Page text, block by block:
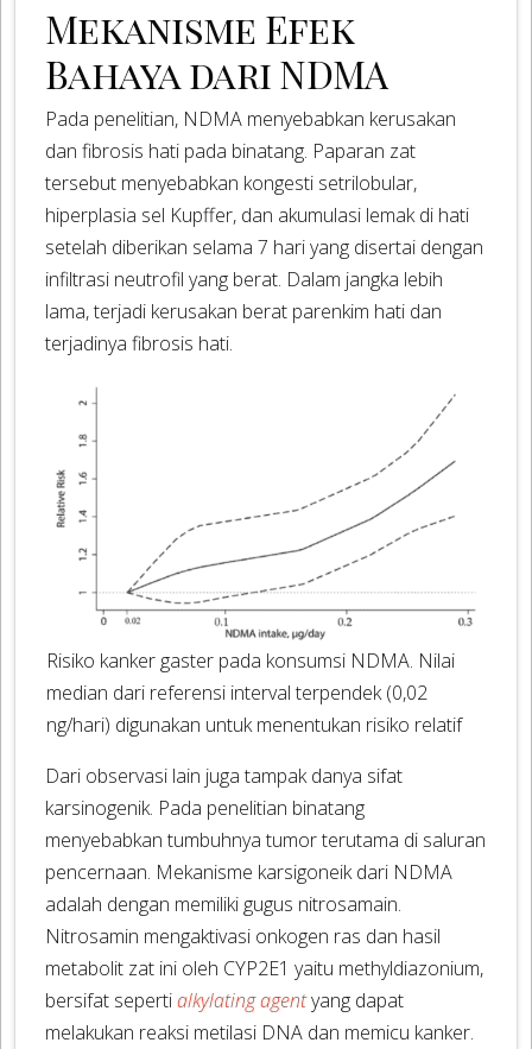
Mekanisme Efek
Bahaya dari NDMA
Pada penelitian, NDMA menyebabkan kerusakan
dan fibrosis hati pada binatang. Paparan zat
tersebut menyebabkan kongesti setrilobular,
hiperplasia sel Kupffer, dan akumulasi lemak di hati
setelah diberikan selama 7 hari yang disertai dengan
infiltrasi neutrofil yang berat. Dalam jangka lebih
lama, terjadi kerusakan berat parenkim hati dan
terjadinya fibrosis hati.
Risiko kanker gaster pada konsumsi NDMA. Nilai
median dari referensi interval terpendek (0,02
ng/hari) digunakan untuk menentukan risiko relatif
Dari observasi lain juga tampak danya sifat
karsinogenik. Pada penelitian binatang
menyebabkan tumbuhnya tumor terutama di saluran
pencernaan. Mekanisme karsigoneik dari NDMA
adalah dengan memiliki gugus nitrosamain.
Nitrosamin mengaktivasi onkogen ras dan hasil
metabolit zat ini oleh CYP2E1 yaitu methyldiazonium,
bersifat sepertialkylating agentyang dapat
melakukan reaksi metilasi DNA dan memicu kanker.